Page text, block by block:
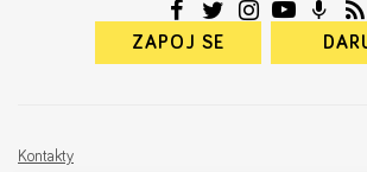
ZAPOJ SE
Kontakty